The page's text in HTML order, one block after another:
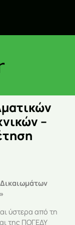
–
ύστερα από τη
της ΠΟΓΕΔΥ